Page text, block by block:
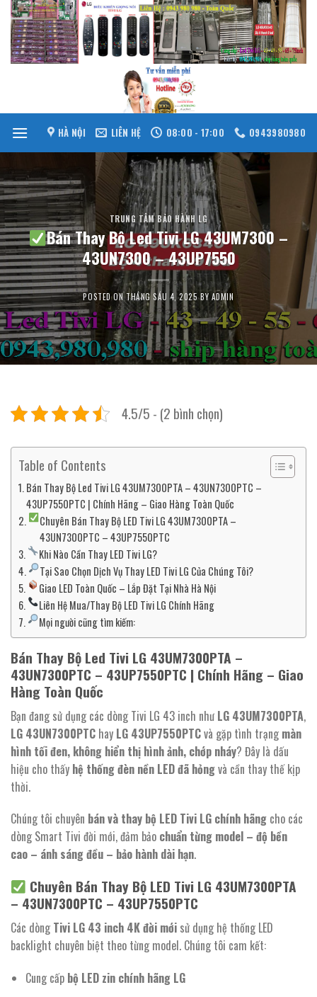
Skip
content
HÀ NỘI LIÊN HỆ 08:00 - 17:00 0943980980
TRUNG TÂM BẢO HÀNH LG
Bán Thay Bộ Led Tivi LG 43UM7300 –
43UN7300 – 43UP7550
POSTED ONTHÁNG SÁU 4, 2025BYADMIN
4.5/5 - (2 bình chọn)
Table of Contents
Bán Thay Bộ Led Tivi LG 43UM7300PTA – 43UN7300PTC –
43UP7550PTC | Chính Hãng – Giao Hàng Toàn Quốc
Chuyên Bán Thay Bộ LED Tivi LG 43UM7300PTA –
43UN7300PTC – 43UP7550PTC
Khi Nào Cần Thay LED Tivi LG?
Tại Sao Chọn Dịch Vụ Thay LED Tivi LG Của Chúng Tôi?
Giao LED Toàn Quốc – Lắp Đặt Tại Nhà Hà Nội
Liên Hệ Mua/Thay Bộ LED Tivi LG Chính Hãng
Mọi người cũng tìm kiếm:
Bán Thay Bộ Led Tivi LG 43UM7300PTA –
43UN7300PTC – 43UP7550PTC | Chính Hãng – Giao
Hàng Toàn Quốc
Bạn đang sử dụng các dòng Tivi LG 43 inch như LG 43UM7300PTA,
LG 43UN7300PTC hay LG 43UP7550PTCvà gặp tình trạng màn
hình tối đen, không hiển thị hình ảnh, chớp nháy? Đây là dấu
hiệu cho thấy hệ thống đèn nền LED đã hỏngvà cần thay thế kịp
thời.
Chúng tôi chuyên bán và thay bộ LED Tivi LG chính hãng cho các
dòng Smart Tivi đời mới, đảm bảo chuẩn từng model – độ bền
cao – ánh sáng đều – bảo hành dài hạn.
Chuyên Bán Thay Bộ LED Tivi LG 43UM7300PTA
– 43UN7300PTC – 43UP7550PTC
Các dòng Tivi LG 43 inch 4K đời mới sử dụng hệ thống LED
backlight chuyên biệt theo từng model. Chúng tôi cam kết:
Cung cấp bộ LED zin chính hãng LG